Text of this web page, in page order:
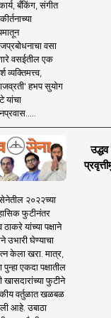
बँकिंग, संगीत
वसा
वसईतील एक
व्यक्तिमत्त्व,
हभप सुयोग
यांचा
२०२२च्या
फुटीनंतर
ठाकरे यांच्या पक्षाने
उभारी घेण्याचा
केला खरा. मात्र,
एकदा पक्षातील
खासदारांच्या फुटीने
वर्तुळात खळबळ
आहे. उबाठा